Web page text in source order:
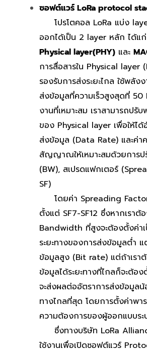
ซอฟต์แวร์ LoRa protocol
โปรโตคอล LoRa แบ่ง
ออกได้เป็น 2 layer หลัก ได้แ
Physical layer(PHY) และ
การสื่อสารใน Physical layer
รองรับการส่งระยะไกล ใช้พลัง
ส่งข้อมูลที่ความเร็วสูงสุดที่ 50
งานที่เหมาะสม เราสามารถปรับ
ของ Physical layer เพื่อให้ได้
ส่งข้อมูล (Data Rate) และค่า
สัญญาณให้เหมาะสมด้วยการป
(BW), สเปรดแฟกเตอร์
SF)
โดยค่า Spreading
ตั้งแต่ SF7-SF12 ซึ่งหากเราต้
Bandwidth ที่สูงจะต้องตั้งค่าเ
ระยะทางของการส่งข้อมูลต่ำ
ข้อมูลสูง (Bit rate) แต่ถ้าเรา
ข้อมูลได้ระยะทางที่ไกลก็จะต้อ
จะส่งผลต่ออัตราการส่งข้อมูลน้
ทางไกลที่สุด โดยการตั้งค่าพา
ความต้องการของผู้ออกแบบระ
ซึ่งทางบริษัท LoRa
ใช้งานเพื่อเปิดซอฟต์แวร์